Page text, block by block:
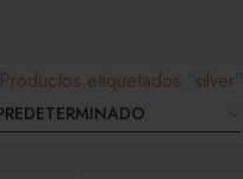
Productos etiquetados “silver”